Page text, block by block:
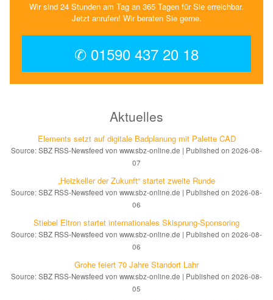
Wir sind 24 Stunden am Tag an 365 Tagen für Sie erreichbar.
Jetzt anrufen! Wir beraten Sie gerne.
✆ 01590 437 20 18
Aktuelles
Elements setzt auf di­gi­ta­le Bad­pla­nung mit Palette CAD
Source: SBZ RSS-Newsfeed von www.sbz-online.de
Published on 2026-08-
07
„Heizkeller der Zu­kunft“ star­tet zwei­te Run­de
Source: SBZ RSS-Newsfeed von www.sbz-online.de
Published on 2026-08-
06
Stiebel Eltron startet internatio­nales Ski­sprung-Spon­soring
Source: SBZ RSS-Newsfeed von www.sbz-online.de
Published on 2026-08-
06
Grohe feiert 70 Jahre Standort Lahr
Source: SBZ RSS-Newsfeed von www.sbz-online.de
Published on 2026-08-
05